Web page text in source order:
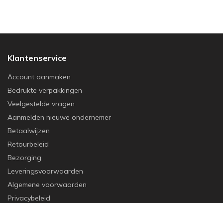
Klantenservice
Account aanmaken
Bedrukte verpakkingen
Veelgestelde vragen
Aanmelden nieuwe ondernemer
Betaalwijzen
Retourbeleid
Bezorging
Leveringsvoorwaarden
Algemene voorwaarden
Privacybeleid